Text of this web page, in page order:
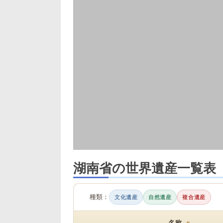
湖南省の世界遺産一覧表
種類： 文化遺産 自然遺産 複合遺産